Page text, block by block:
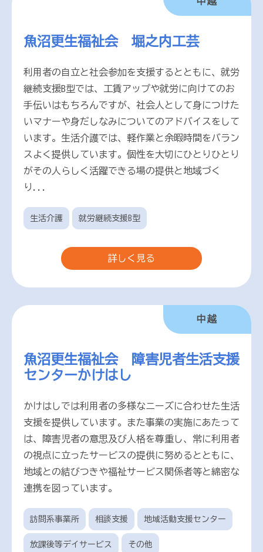
魚沼更生福祉会 堀之内工芸
利用者の自立と社会参加を支援するとともに、就労
継続支援B型では、工賃アップや就労に向けてのお
手伝いはもちろんですが、社会人として身につけた
いマナーや身だしなみについてのアドバイスをして
います。生活介護では、軽作業と余暇時間をバラン
スよく提供しています。個性を大切にひとりひとり
がその人らしく活躍できる場の提供と地域づく
り...
生活介護 就労継続支援B型
詳しく見る
魚沼更生福祉会 障害児者生活支援
センターかけはし
中越
かけはしでは利用者の多様なニーズに合わせた生活
支援を提供しています。また事業の実施にあたって
は、障害児者の意思及び人格を尊重し、常に利用者
の視点に立ったサービスの提供に努めるとともに、
地域との結びつきや福祉サービス関係者等と綿密な
連携を図っています。
訪問系事業所 相談支援 地域活動支援センター
放課後等デイサービス その他